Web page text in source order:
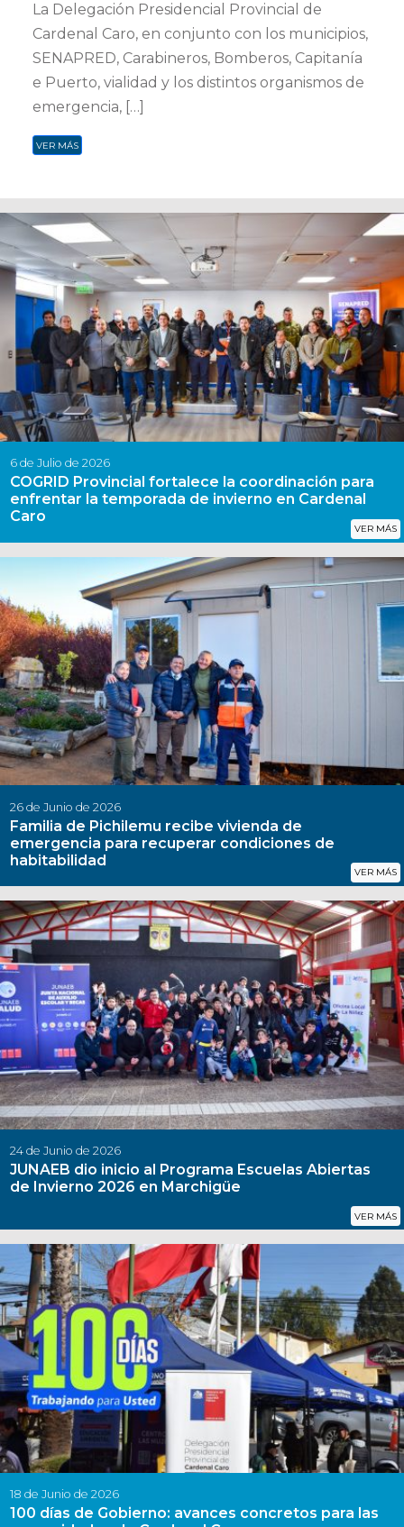
La Delegación Presidencial Provincial de
Cardenal Caro, en conjunto con los municipios,
SENAPRED, Carabineros, Bomberos, Capitanía
e Puerto, vialidad y los distintos organismos de
emergencia, […]
VER MÁS
6 de Julio de 2026
COGRID Provincial fortalece la coordinación para
enfrentar la temporada de invierno en Cardenal
Caro
VER MÁS
26 de Junio de 2026
Familia de Pichilemu recibe vivienda de
emergencia para recuperar condiciones de
habitabilidad
VER MÁS
24 de Junio de 2026
JUNAEB dio inicio al Programa Escuelas Abiertas
de Invierno 2026 en Marchigüe
VER MÁS
18 de Junio de 2026
100 días de Gobierno: avances concretos para las